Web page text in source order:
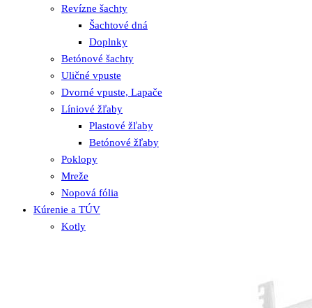
Revízne šachty
Šachtové dná
Doplnky
Betónové šachty
Uličné vpuste
Dvorné vpuste, Lapače
Líniové žľaby
Plastové žľaby
Betónové žľaby
Poklopy
Mreže
Nopová fólia
Kúrenie a TÚV
Kotly